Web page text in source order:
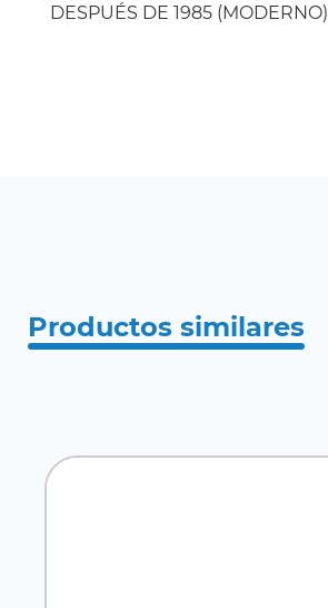
DESPUÉS DE 1985 (MODERNO)
Productos similares